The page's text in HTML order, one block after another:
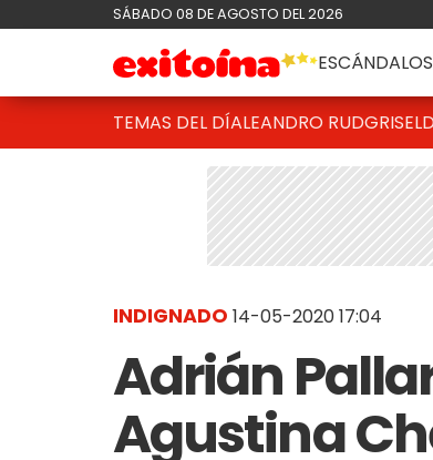
SÁBADO 08 DE AGOSTO DEL 2026
ESCÁNDALOS
TEMAS DEL DÍALEANDRO RUD
INDIGNADO 14-05-2020 17:04
Adrián
Agustina